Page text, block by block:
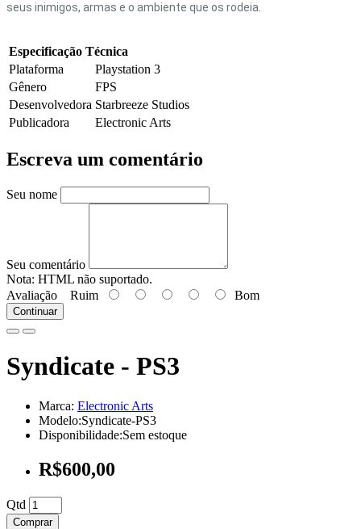
seus inimigos, armas e o ambiente que os rodeia.
Especificação Técnica
Plataforma
Playstation 3
Gênero
FPS
Desenvolvedora Starbreeze Studios
Publicadora
Electronic Arts
Escreva um comentário
Seu nome
Seu comentário
Nota: HTML não suportado.
Avaliação Ruim Bom
Continuar
Syndicate - PS3
Marca: Electronic Arts
Modelo:Syndicate-PS3
Disponibilidade:Sem estoque
R$600,00
Qtd
Comprar